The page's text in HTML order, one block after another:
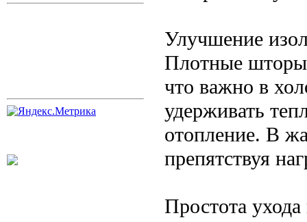
Улучшение
Плотные шторы
что важно в
удерживать
отопление. В
препятствуя
Простота ухода